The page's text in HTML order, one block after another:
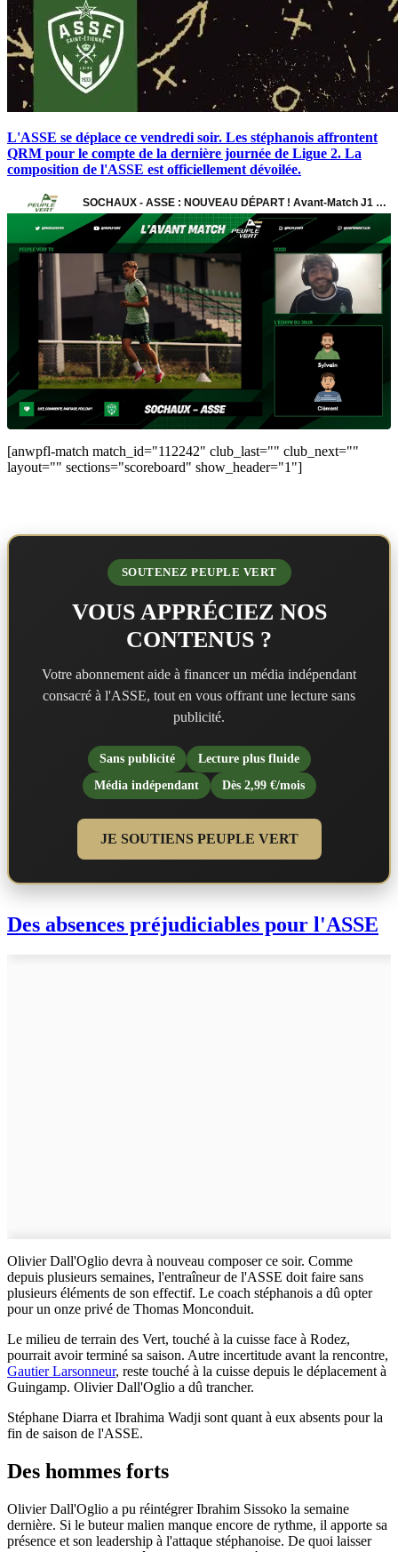
L'ASSE se déplace ce vendredi soir. Les stéphanois affrontent
QRM pour le compte de la dernière journée de Ligue 2. La
composition de l'ASSE est officiellement dévoilée.
[anwpfl-match match_id="112242" club_last="" club_next=""
layout="" sections="scoreboard" show_header="1"]
SOUTENEZ PEUPLE VERT
VOUS APPRÉCIEZ NOS
CONTENUS ?
Votre abonnement aide à financer un média indépendant
consacré à l'ASSE, tout en vous offrant une lecture sans
publicité.
Sans publicité
Lecture plus fluide
Média indépendant
Dès 2,99 €/mois
JE SOUTIENS PEUPLE VERT
Des absences préjudiciables pour l'ASSE
Olivier Dall'Oglio devra à nouveau composer ce soir. Comme
depuis plusieurs semaines, l'entraîneur de l'ASSE doit faire sans
plusieurs éléments de son effectif. Le coach stéphanois a dû opter
pour un onze privé de Thomas Monconduit.
Le milieu de terrain des Vert, touché à la cuisse face à Rodez,
pourrait avoir terminé sa saison. Autre incertitude avant la rencontre,
Gautier Larsonneur, reste touché à la cuisse depuis le déplacement à
Guingamp. Olivier Dall'Oglio a dû trancher.
Stéphane Diarra et Ibrahima Wadji sont quant à eux absents pour la
fin de saison de l'ASSE.
Des hommes forts
Olivier Dall'Oglio a pu réintégrer Ibrahim Sissoko la semaine
dernière. Si le buteur malien manque encore de rythme, il apporte sa
présence et son leadership à l'attaque stéphanoise. De quoi laisser